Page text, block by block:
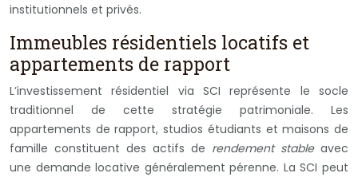
institutionnels et privés.
Immeubles résidentiels locatifs et
appartements de rapport
L’investissement résidentiel via SCI représente le socle
traditionnel de cette stratégie patrimoniale. Les
appartements de rapport, studios étudiants et maisons de
famille constituent des actifs de rendement stable avec
une demande locative généralement pérenne. La SCI peut